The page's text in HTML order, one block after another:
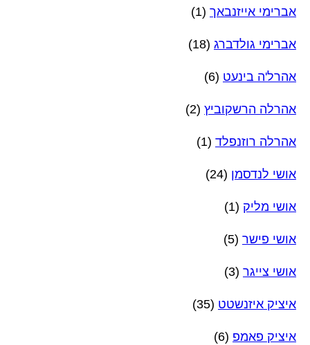
אברימי אייזנבאך (1)
אברימי גולדברג (18)
אהרל'ה בינעט (6)
אהרלה הרשקוביץ (2)
אהרלה רוזנפלד (1)
אושי לנדסמן (24)
אושי מליק (1)
אושי פישר (5)
אושי צייגר (3)
איציק איזנשטט (35)
איציק פאמפ (6)